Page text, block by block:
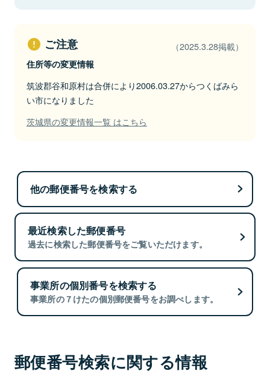
ご注意 （2025.3.28掲載）
住所等の変更情報
筑波郡谷和原村は合併により2006.03.27からつくばみら
い市になりました
茨城県の変更情報一覧 はこちら
他の郵便番号を検索する
最近検索した郵便番号
過去に検索した郵便番号をご覧いただけます。
事業所の個別番号を検索する
事業所の７けたの個別郵便番号をお調べします。
郵便番号検索に関する情報